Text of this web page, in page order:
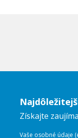
Získajte
Vaše osobné údaje